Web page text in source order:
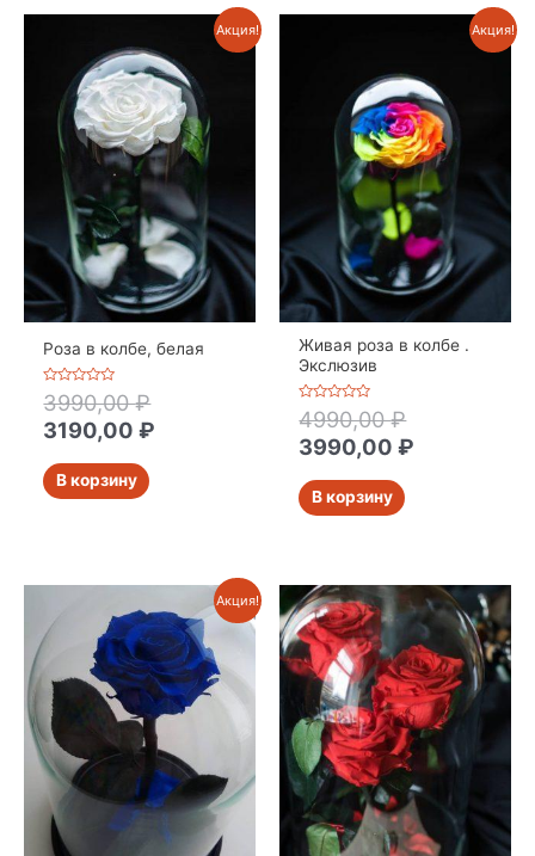
Акция!
Роза в колбе, белая
Оценка
0
из
5
3990,00₽
3190,00₽
В корзину
Акция!
Живая роза в колбе .
Экслюзив
Оценка
0
из
5
4990,00₽
3990,00₽
В корзину
Акция!